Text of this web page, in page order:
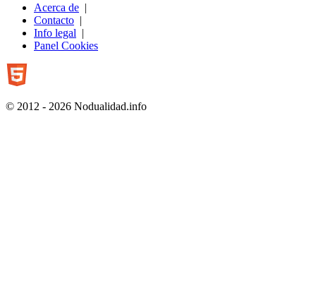
Acerca de |
Contacto |
Info legal |
Panel Cookies
© 2012 - 2026 Nodualidad.info